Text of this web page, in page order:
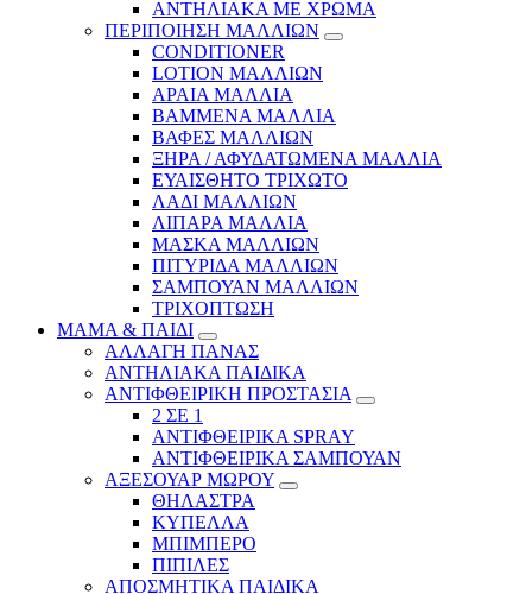
ΑΝΤΗΛΙΑΚΑ ΜΕ ΧΡΩΜΑ
ΠΕΡΙΠΟΙΗΣΗ ΜΑΛΛΙΩΝ
CONDITIONER
LOTION ΜΑΛΛΙΩΝ
ΑΡΑΙΑ ΜΑΛΛΙΑ
ΒΑΜΜΕΝΑ ΜΑΛΛΙΑ
ΒΑΦΕΣ ΜΑΛΛΙΩΝ
ΞΗΡΑ / ΑΦΥΔΑΤΩΜΕΝΑ ΜΑΛΛΙΑ
ΕΥΑΙΣΘΗΤΟ ΤΡΙΧΩΤΟ
ΛΑΔΙ ΜΑΛΛΙΩΝ
ΛΙΠΑΡΑ ΜΑΛΛΙΑ
ΜΑΣΚΑ ΜΑΛΛΙΩΝ
ΠΙΤΥΡΙΔΑ ΜΑΛΛΙΩΝ
ΣΑΜΠΟΥΑΝ ΜΑΛΛΙΩΝ
ΤΡΙΧΟΠΤΩΣΗ
ΜΑΜΑ & ΠΑΙΔΙ
ΑΛΛΑΓΗ ΠΑΝΑΣ
ΑΝΤΗΛΙΑΚΑ ΠΑΙΔΙΚΑ
ΑΝΤΙΦΘΕΙΡΙΚΗ ΠΡΟΣΤΑΣΙΑ
2 ΣΕ 1
ΑΝΤΙΦΘΕΙΡΙΚΑ SPRAY
ΑΝΤΙΦΘΕΙΡΙΚΑ ΣΑΜΠΟΥΑΝ
ΑΞΕΣΟΥΑΡ ΜΩΡΟΥ
ΘΗΛΑΣΤΡΑ
ΚΥΠΕΛΛΑ
ΜΠΙΜΠΕΡΟ
ΠΙΠΙΛΕΣ
ΑΠΟΣΜΗΤΙΚΑ ΠΑΙΔΙΚΑ